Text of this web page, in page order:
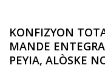
KONFIZYON
MANDE
PEYIA, ALÒSKE